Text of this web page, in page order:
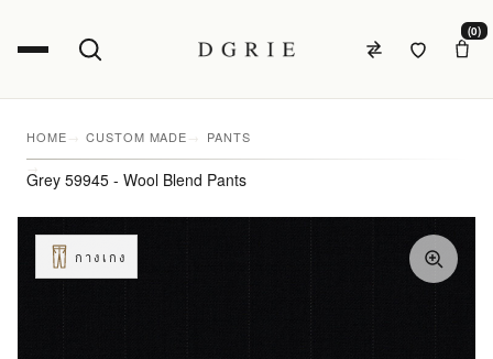
(0)
HOME CUSTOM MADE PANTS
Grey 59945 - Wool Blend Pants
กางเกง